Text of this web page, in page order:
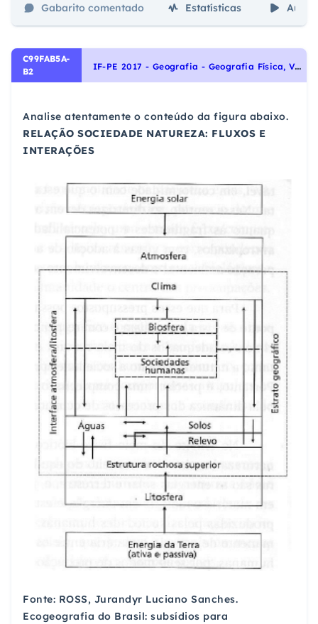
Gabarito comentado Estatísticas Aulas
C99FAB5A-
B2
I
F-PE 2017 - Geografia - Geografia Física, Vegetação, Clima, Solo, Relevo
Analise atentamente o conteúdo da figura abaixo.
RELAÇÃO SOCIEDADE NATUREZA: FLUXOS E
INTERAÇÕES
Fonte: ROSS, Jurandyr Luciano Sanches.
Ecogeografia do Brasil: subsídios para